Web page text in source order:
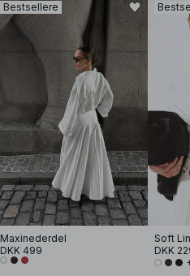
Bestsellere
Maxinederdel
DKK 499
DKK